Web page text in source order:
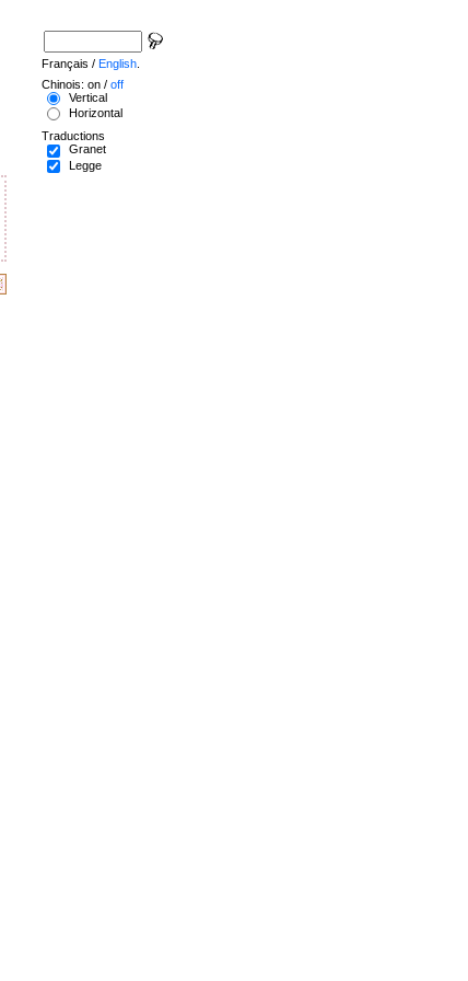
Français / English
Chinois: on / off
Vertical
Horizontal
Traductions
Granet
Legge